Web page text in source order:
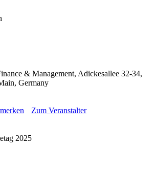
& Management, Adickesallee 32-34,
Germany
Zum Veranstalter
2025